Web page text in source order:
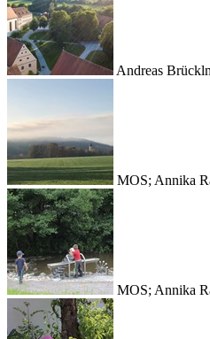
Andreas
MOS; Annika
MOS; Annika